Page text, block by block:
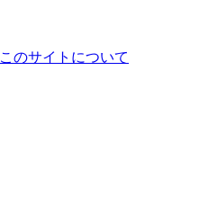
このサイトについて